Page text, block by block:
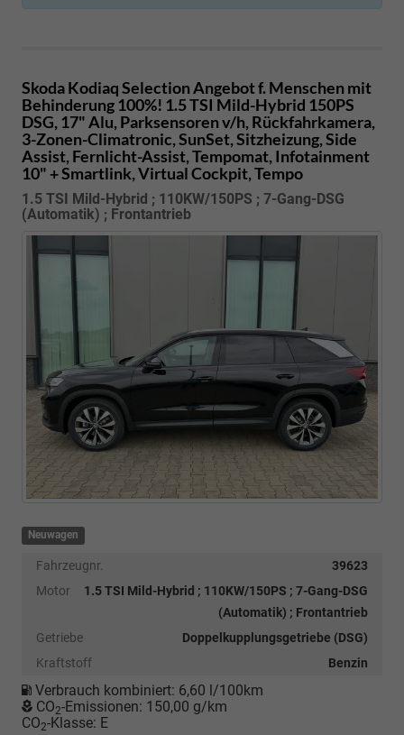
Skoda KodiaqSelection Angebot f. Menschen mit
Behinderung 100%! 1.5 TSI Mild-Hybrid 150PS
DSG, 17" Alu, Parksensoren v/h, Rückfahrkamera,
3-Zonen-Climatronic, SunSet, Sitzheizung, Side
Assist, Fernlicht-Assist, Tempomat, Infotainment
10" + Smartlink, Virtual Cockpit, Tempo
1.5 TSI Mild-Hybrid ; 110KW/150PS ; 7-Gang-DSG
(Automatik) ; Frontantrieb
Neuwagen
Fahrzeugnr.
39623
Motor
1.5 TSI Mild-Hybrid ; 110KW/150PS ; 7-Gang-DSG
(Automatik) ; Frontantrieb
Getriebe
Doppelkupplungsgetriebe (DSG)
Kraftstoff
Benzin
Verbrauch kombiniert: 6,60 l/100km
CO2-Emissionen: 150,00 g/km
CO2-Klasse: E